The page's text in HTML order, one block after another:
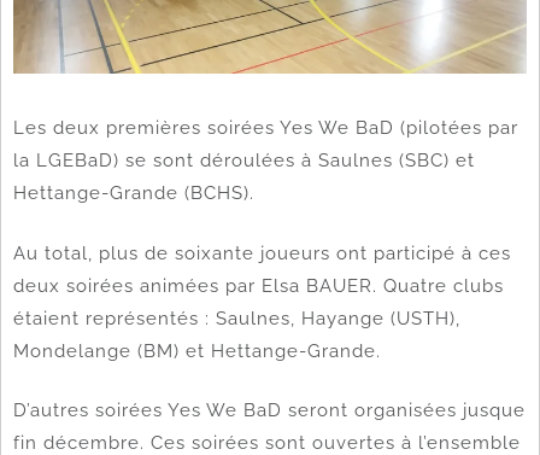
Les deux premières soirées Yes We BaD (pilotées par
la LGEBaD) se sont déroulées à Saulnes (SBC) et
Hettange-Grande (BCHS).
Au total, plus de soixante joueurs ont participé à ces
deux soirées animées par Elsa BAUER. Quatre clubs
étaient représentés : Saulnes, Hayange (USTH),
Mondelange (BM) et Hettange-Grande.
D’autres soirées Yes We BaD seront organisées jusque
fin décembre. Ces soirées sont ouvertes à l’ensemble